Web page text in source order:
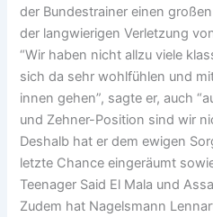
der Bundestrainer einen
der langwierigen Verletzung
“Wir haben nicht allzu viele
sich da sehr wohlfühlen und
innen gehen”, sagte er, auch
und Zehner-Position sind wir
Deshalb hat er dem ewigen
letzte Chance eingeräumt
Teenager Said El Mala und
Zudem hat Nagelsmann